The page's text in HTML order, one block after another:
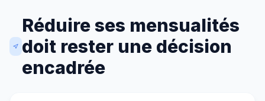
Réduire ses mensualités
doit rester une décision
encadrée